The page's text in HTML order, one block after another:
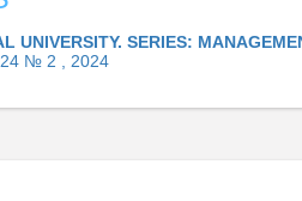
UNIVERSITY. SERIES:
№ 2 , 2024